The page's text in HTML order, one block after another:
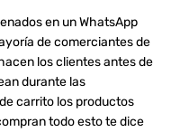
en un WhatsApp
de comerciantes de
los clientes antes de
durante las
carrito los productos
todo esto te dice